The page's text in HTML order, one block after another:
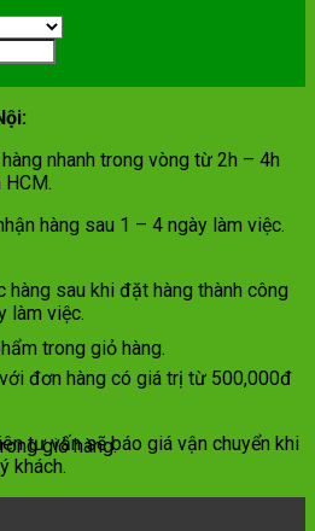
trong giỏ hàng.
giỏ hàng.
nhanh trong vòng từ 2h – 4h
hàng sau 1 – 4 ngày làm việc.
hàng sau khi đặt hàng thành công
làm việc.
đơn hàng có giá trị từ 500,000đ
tư vấn sẽ báo giá vận chuyển khi
khách.